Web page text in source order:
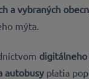
a vybraných
mýta.
digitálneho
autobusy platia